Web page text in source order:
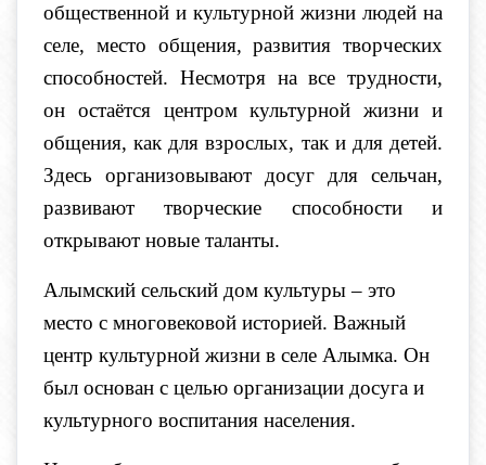
общественной и культурной жизни людей на
селе, место общения, развития творческих
способностей. Несмотря на все трудности,
он остаётся центром культурной жизни и
общения, как для взрослых, так и для детей.
Здесь организовывают досуг для сельчан,
развивают творческие способности и
открывают новые таланты.
Алымский сельский дом культуры – это
место с многовековой историей. Важный
центр культурной жизни в селе Алымка. Он
был основан с целью организации досуга и
культурного воспитания населения.